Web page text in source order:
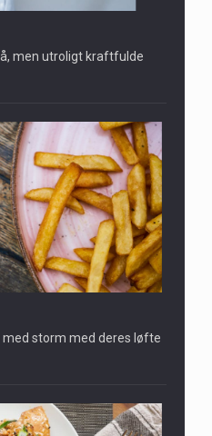
men utroligt kraftfulde
storm med deres løfte